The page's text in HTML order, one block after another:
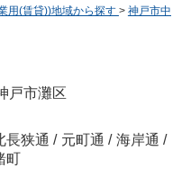
用(賃貸))地域から探す > 神戸市中
戸市灘区
長狭通 / 元町通 / 海岸通 /
町